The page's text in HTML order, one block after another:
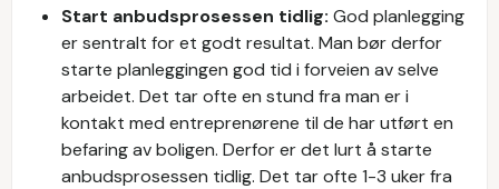
Start anbudsprosessen tidlig: God planlegging
er sentralt for et godt resultat. Man bør derfor
starte planleggingen god tid i forveien av selve
arbeidet. Det tar ofte en stund fra man er i
kontakt med entreprenørene til de har utført en
befaring av boligen. Derfor er det lurt å starte
anbudsprosessen tidlig. Det tar ofte 1-3 uker fra